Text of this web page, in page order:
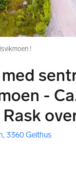
!
-
3360 Geithus